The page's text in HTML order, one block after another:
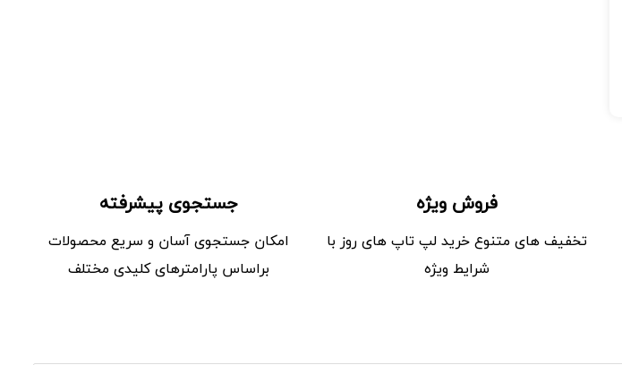
فروش ویژه
تخفیف های متنوع خرید لپ تاپ های روز با
شرایط ویژه
جستجوی پیشرفته
امکان جستجوی آسان و سریع محصولات
بر‌اساس پارامترهای کلیدی مختلف